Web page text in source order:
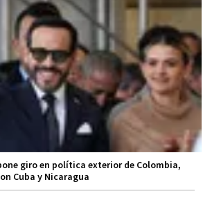
giro en política exterior de Colombia,
Cuba y Nicaragua